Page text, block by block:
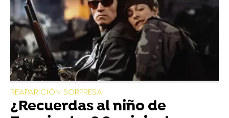
REAPARICIÓN SORPRESA
¿Recuerdas al niño de